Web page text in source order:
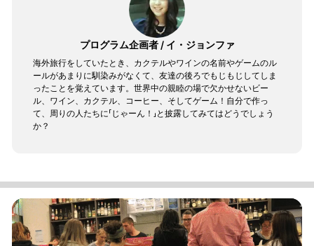
プログラム企画者/ イ・ジョンファ
海外旅行をしていたとき、カクテルやワインの名前やゲームのル
ールがあまりに馴染みがなくて、友達の後ろでもじもじしてしま
ったことを覚えています。世界中の親睦の場で欠かせないビー
ル、ワイン、カクテル、コーヒー、そしてゲーム！自分で作っ
て、周りの人たちに「じゃーん！」と披露してみてはどうでしょう
か？